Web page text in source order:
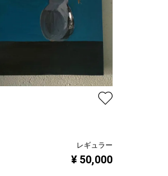
レギュラー
¥ 50,000